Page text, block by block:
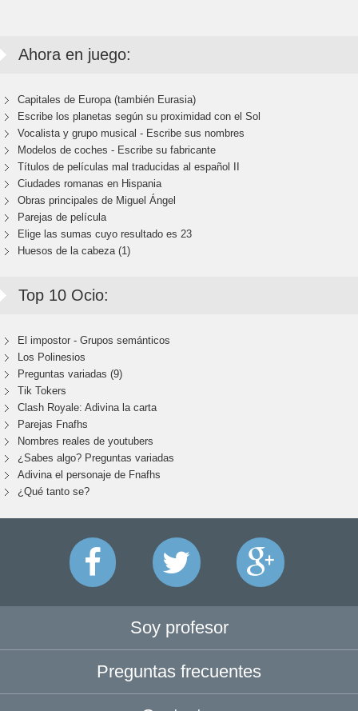
Ahora en juego:
Capitales de Europa (también Eurasia)
Escribe los planetas según su proximidad con el Sol
Vocalista y grupo musical - Escribe sus nombres
Modelos de coches - Escribe su fabricante
Títulos de películas mal traducidas al español II
Ciudades romanas en Hispania
Obras principales de Miguel Ángel
Parejas de película
Elige las sumas cuyo resultado es 23
Huesos de la cabeza (1)
Top 10 Ocio:
El impostor - Grupos semánticos
Los Polinesios
Preguntas variadas (9)
Tik Tokers
Clash Royale: Adivina la carta
Parejas Fnafhs
Nombres reales de youtubers
¿Sabes algo? Preguntas variadas
Adivina el personaje de Fnafhs
¿Qué tanto se?
Soy profesor
Preguntas frecuentes